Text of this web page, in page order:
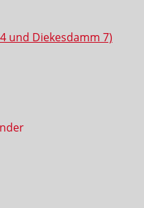
und Diekesdamm 7)